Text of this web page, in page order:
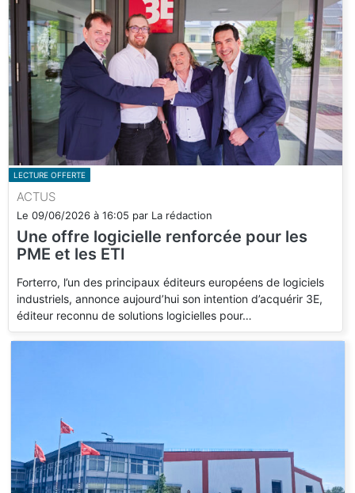
LECTURE OFFERTE
ACTUS
Le 09/06/2026 à 16:05 par La rédaction
Une offre logicielle renforcée pour les
PME et les ETI
Forterro, l’un des principaux éditeurs européens de logiciels
industriels, annonce aujourd’hui son intention d’acquérir 3E,
éditeur reconnu de solutions logicielles pour…